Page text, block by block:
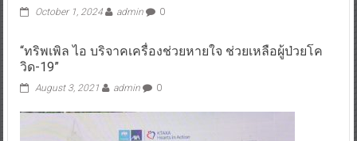
October 1, 2024 admin 0
“ทริพเพิล ไอ บริจาคเครื่องช่วยหายใจ ช่วยเหลือผู้ป่วยโค
วิด-19”
August 3, 2021 admin 0